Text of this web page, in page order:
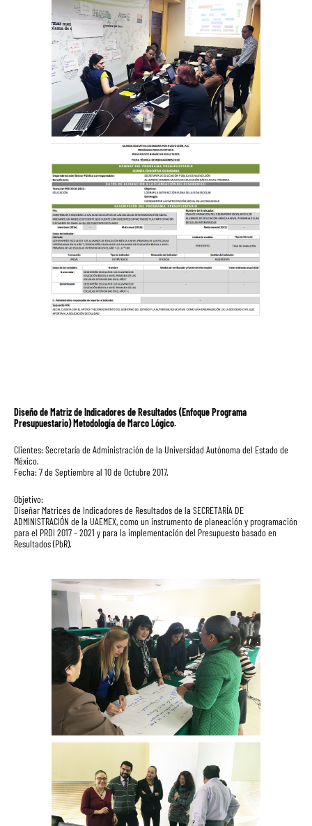
Diseño de Matriz de Indicadores de Resultados (Enfoque Programa
Presupuestario) Metodología de Marco Lógico.
Clientes: Secretaría de Administración de la Universidad Autónoma del Estado de
México.
Fecha: 7 de Septiembre al 10 de Octubre 2017.
Objetivo:
Diseñar Matrices de Indicadores de Resultados de la SECRETARÍA DE
ADMINISTRACIÓN de la UAEMEX, como un instrumento de planeación y programación
para el PRDI 2017 – 2021 y para la implementación del Presupuesto basado en
Resultados (PbR).